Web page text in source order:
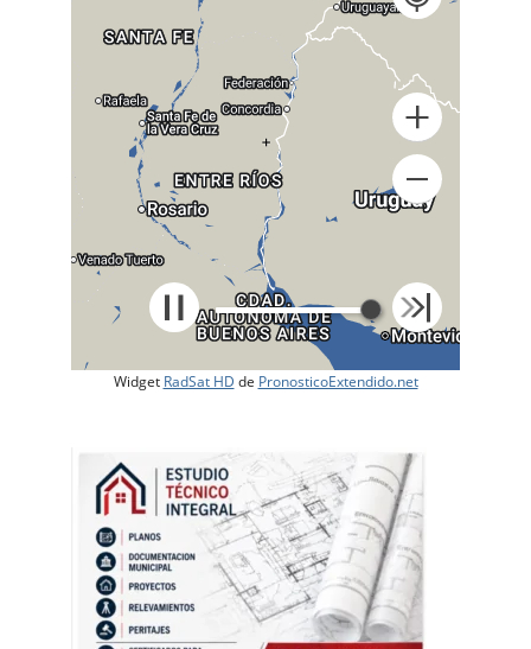
+
Widget RadSat HD de PronosticoExtendido.net